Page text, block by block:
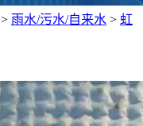
> 雨水/污水/自来水 > 虹